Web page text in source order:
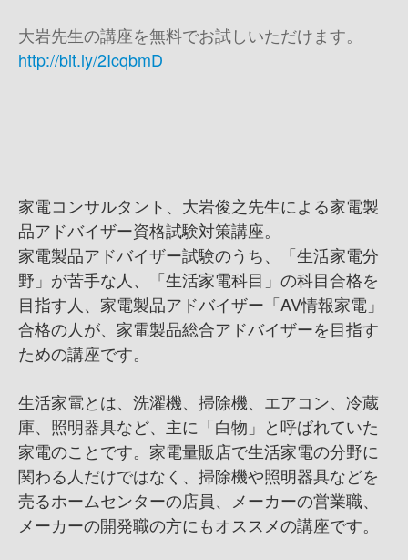
大岩先生の講座を無料でお試しいただけます。
http://bit.ly/2IcqbmD
家電コンサルタント、大岩俊之先生による家電製
品アドバイザー資格試験対策講座。
家電製品アドバイザー試験のうち、「生活家電分
野」が苦手な人、「生活家電科目」の科目合格を
目指す人、家電製品アドバイザー「AV情報家電」
合格の人が、家電製品総合アドバイザーを目指す
ための講座です。
生活家電とは、洗濯機、掃除機、エアコン、冷蔵
庫、照明器具など、主に「白物」と呼ばれていた
家電のことです。家電量販店で生活家電の分野に
関わる人だけではなく、掃除機や照明器具などを
売るホームセンターの店員、メーカーの営業職、
メーカーの開発職の方にもオススメの講座です。